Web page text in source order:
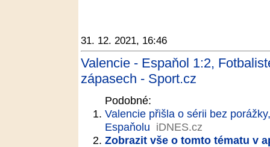
31. 12. 2021, 16:46
Valencie - Espaňol 1:2,
zápasech - Sport.cz
Podobné:
Valencie přišla o sérii bez
Espaňolu iDNES.cz
Zobrazit vše o tomto tématu v